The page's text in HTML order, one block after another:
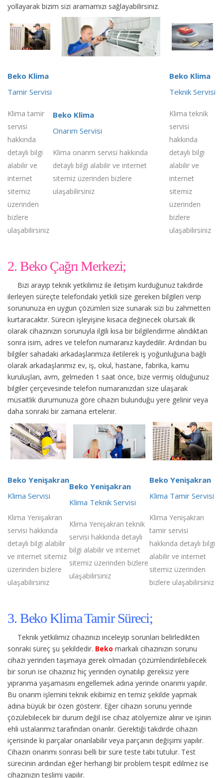
yollayarak bizim sizi aramamızı sağlayabilirsiniz.
Beko Klima
Tamir Servisi
Klima tamir
servisi
hakkında
detaylı bilgi
alabilir ve
internet
sitemiz
üzerinden
bizlere
ulaşabilirsiniz
Beko Klima
Onarım Servisi
Klima onarım servisi hakkında
detaylı bilgi alabilir ve internet
sitemiz üzerinden bizlere
ulaşabilirsiniz
Beko Klima
Teknik Servisi
Klima teknik
servisi
hakkında
detaylı bilgi
alabilir ve
internet
sitemiz
üzerinden
bizlere
ulaşabilirsiniz
2. Beko Çağrı Merkezi;
Bizi arayıp teknik yetkilimiz ile iletişim kurduğunuz takdirde
ilerleyen süreçte telefondaki yetkili size gereken bilgileri verip
sorununuza en uygun çözümleri size sunarak sizi bu zahmetten
kurtaracaktır. Sürecin işleyişine kısaca değinecek olursak ilk
olarak cihazınızın sorunuyla ilgili kısa bir bilgilendirme alındıktan
sonra isim, adres ve telefon numaranız kaydedilir. Ardından bu
bilgiler sahadaki arkadaşlarımıza iletilerek iş yoğunluğuna bağlı
olarak arkadaşlarımız ev, iş, okul, hastane, fabrika, kamu
kuruluşları, avm, gelmeden 1 saat önce, bize vermiş olduğunuz
bilgiler çerçevesinde telefon numaranızdan size ulaşarak
müsaitlik durumunuza göre cihazın bulunduğu yere gelinir veya
daha sonraki bir zamana ertelenir.
Beko Yenişakran
Klima Servisi
Klima Yenişakran
servisi hakkında
detaylı bilgi alabilir
ve internet sitemiz
üzerinden bizlere
ulaşabilirsiniz
Beko Yenişakran
Klima Teknik Servisi
Klima Yenişakran teknik
servisi hakkında detaylı
bilgi alabilir ve internet
sitemiz üzerinden bizlere
ulaşabilirsiniz
Beko Yenişakran
Klima Tamir Servisi
Klima Yenişakran
tamir servisi
hakkında detaylı bilgi
alabilir ve internet
sitemiz üzerinden
bizlere ulaşabilirsiniz
3. Beko Klima Tamir Süreci;
Teknik yetkilimiz cihazınızı inceleyip sorunları belirledikten
sonraki süreç şu şekildedir. Beko markalı cihazınızın sorunu
cihazı yerinden taşımaya gerek olmadan çözümlendirilebilecek
bir sorun ise cihazınız hiç yerinden oynatılıp gereksiz yere
yıpranma yaşamasını engellemek adına yerinde onarımı yapılır.
Bu onarım işlemini teknik ekibimiz en temiz şekilde yapmak
adına büyük bir özen gösterir. Eğer cihazın sorunu yerinde
çözülebilecek bir durum değil ise cihaz atölyemize alınır ve işinin
ehli ustalarımız tarafından onarılır. Gerektiği takdirde cihazın
içerisinde ki parçalar onarılabilir veya parçanın değişimi yapılır.
Cihazın onarımı sonrası belli bir süre teste tabi tutulur. Test
sürecinin ardından eğer herhangi bir problem tespit edilmez ise
cihazınızın teslimi yapılır.